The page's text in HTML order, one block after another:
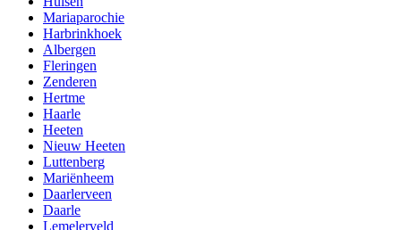
Mariaparochie
Harbrinkhoek
Albergen
Fleringen
Zenderen
Hertme
Haarle
Heeten
Nieuw Heeten
Luttenberg
Mariënheem
Daarlerveen
Daarle
Lemelerveld